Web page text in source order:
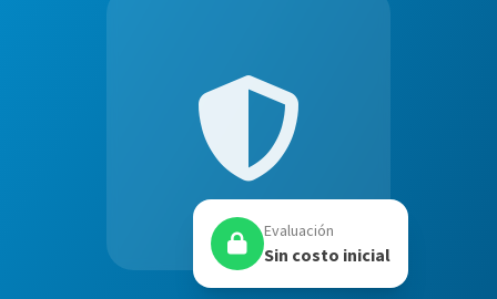
Evaluación
Sin costo inicial